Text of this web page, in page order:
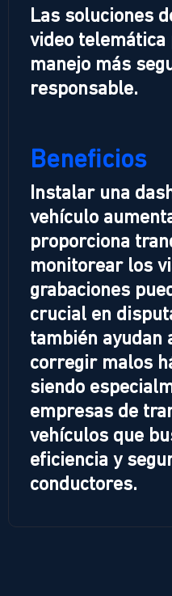
Las soluciones
video telemática
manejo más
responsable.
Beneficios
Instalar una
vehículo
proporciona
monitorear los
grabaciones
crucial en
también ayudan
corregir malos
siendo
empresas de
vehículos que
eficiencia y
conductores.